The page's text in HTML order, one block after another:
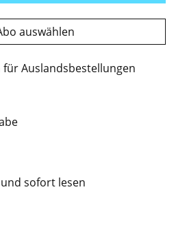
auswählen
Auslandsbestellungen
sofort lesen